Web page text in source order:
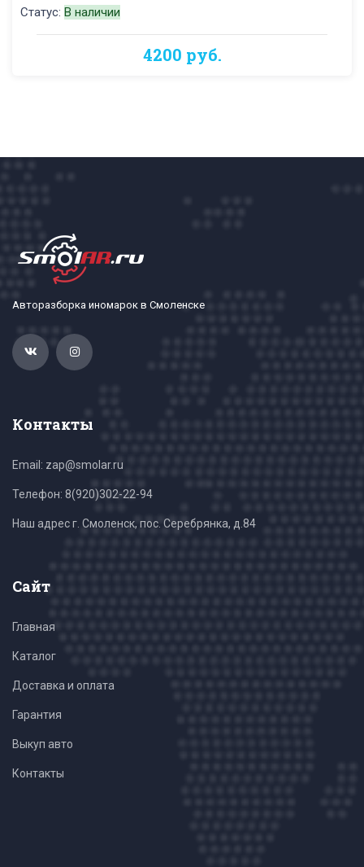
Статус: В наличии
4200 руб.
Авторазборка иномарок в Смоленске
Контакты
Email: zap@smolar.ru
Телефон: 8(920)302-22-94
Наш адрес г. Смоленск, пос. Серебрянка, д.84
Сайт
Главная
Каталог
Доставка и оплата
Гарантия
Выкуп авто
Контакты